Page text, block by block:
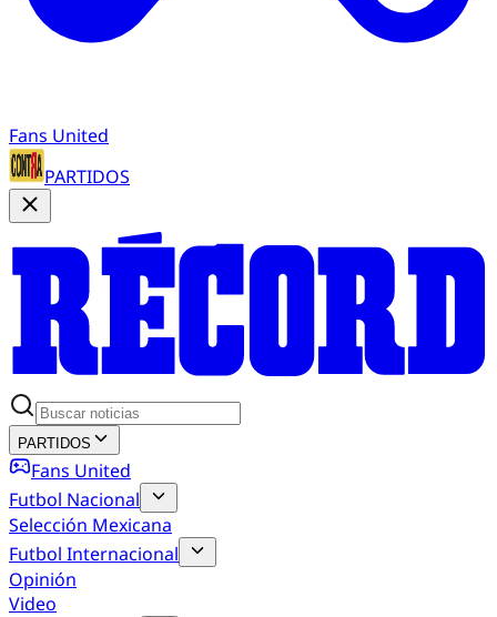
Fans United
PARTIDOS
PARTIDOS
Fans United
Futbol Nacional
Selección Mexicana
Futbol Internacional
Opinión
Video